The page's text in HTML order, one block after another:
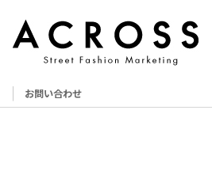
お問い合わせ